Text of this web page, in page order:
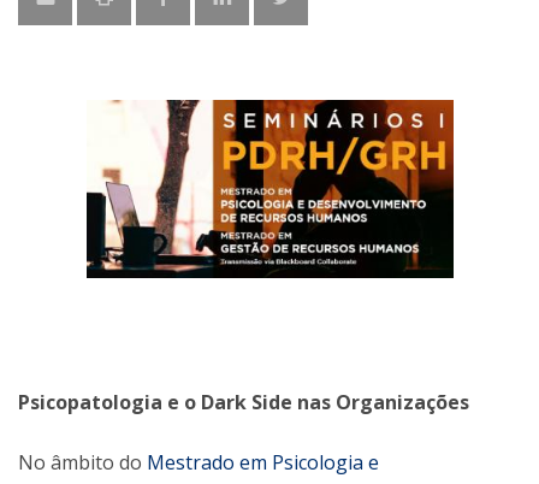
Psicopatologia e o Dark Side nas Organizações
No âmbito do Mestrado em Psicologia e